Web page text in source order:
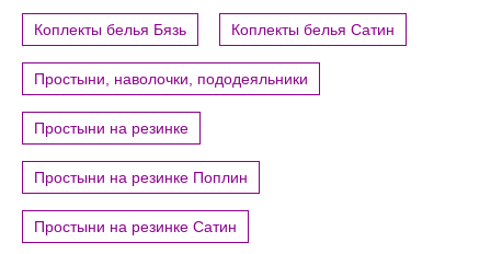
Коплекты белья Бязь Коплекты белья Сатин
Простыни, наволочки, пододеяльники
Простыни на резинке
Простыни на резинке Поплин
Простыни на резинке Сатин